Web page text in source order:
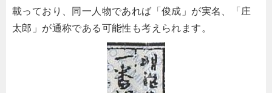
載っており、同一人物であれば「俊成」が実名、「庄
太郎」が通称である可能性も考えられます。